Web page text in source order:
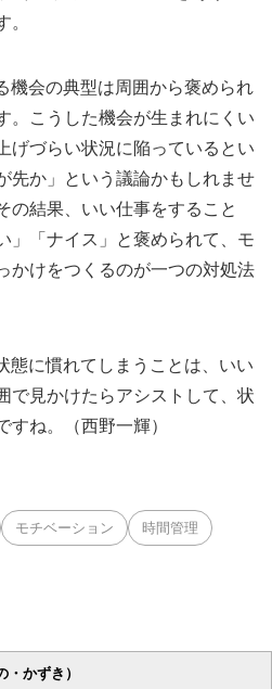
会の典型は周囲から褒められ
。こうした機会が生まれにくい
げづらい状況に陥っているとい
先か」という議論かもしれませ
の結果、いい仕事をすること
」「ナイス」と褒められて、モ
かけをつくるのが一つの対処法
に慣れてしまうことは、いい
で見かけたらアシストして、状
ね。（西野一輝）
モチベーション 時間管理
かずき）